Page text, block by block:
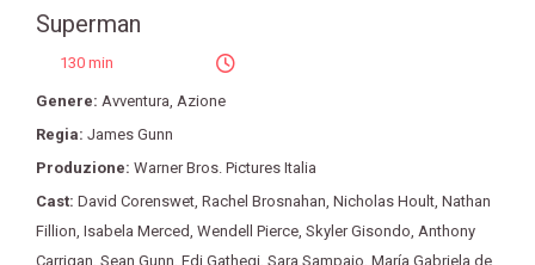
Superman
130 min
Genere: Avventura, Azione
Regia: James Gunn
Produzione: Warner Bros. Pictures Italia
Cast: David Corenswet, Rachel Brosnahan, Nicholas Hoult, Nathan
Fillion, Isabela Merced, Wendell Pierce, Skyler Gisondo, Anthony
Carrigan, Sean Gunn, Edi Gathegi, Sara Sampaio, María Gabriela de